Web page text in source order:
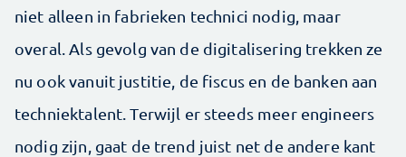
niet alleen in fabrieken technici nodig, maar
overal. Als gevolg van de digitalisering trekken ze
nu ook vanuit justitie, de fiscus en de banken aan
techniektalent. Terwijl er steeds meer engineers
nodig zijn, gaat de trend juist net de andere kant